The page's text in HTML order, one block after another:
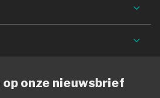
onze nieuwsbrief